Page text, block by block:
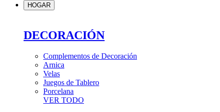
HOGAR
DECORACIÓN
Complementos de Decoración
Arnica
Velas
Juegos de Tablero
Porcelana
VER TODO